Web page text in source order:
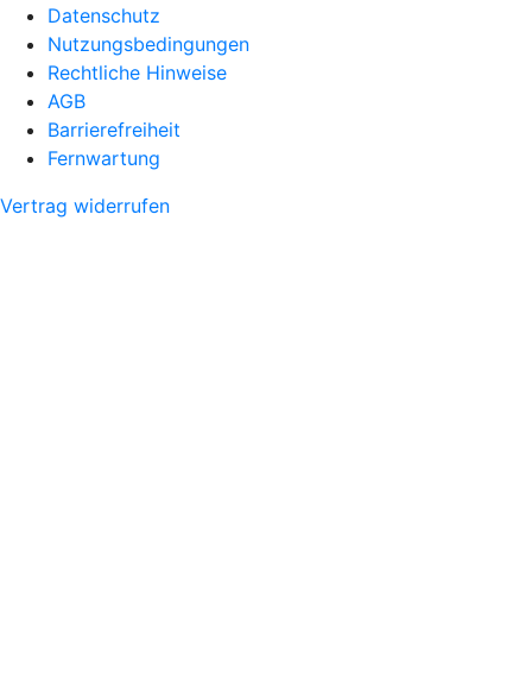
Datenschutz
Nutzungsbedingungen
Rechtliche Hinweise
AGB
Barrierefreiheit
Fernwartung
Vertrag widerrufen